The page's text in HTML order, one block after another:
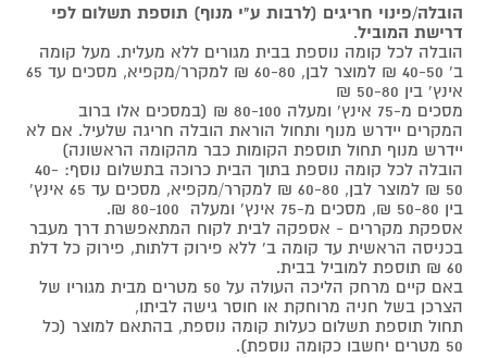
הובלה/פינוי חריגים (לרבות ע"י מנוף) תוספת תשלום לפי
דרישת המוביל.
הובלה לכל קומה נוספת בבית מגורים ללא מעלית. מעל קומה
ב' 40-50 ₪ למוצר לבן, 60-80 ₪ למקרר/מקפיא, מסכים עד 65
אינץ' בין 50-80 ₪
מסכים מ-75 אינץ' ומעלה 80-100 ₪ (במסכים אלו ברוב
המקרים יידרש מנוף ותחול הוראת הובלה חריגה שלעיל. אם לא
יידרש מנוף תחול תוספת הקומות כבר מהקומה הראשונה)
הובלה לכל קומה נוספת בתוך הבית כרוכה בתשלום נוסף: 40-
50 ₪ למוצר לבן, 60-80 ₪ למקרר/מקפיא, מסכים עד 65 אינץ'
בין 50-80 ₪, מסכים מ-75 אינץ' ומעלה 80-100 ₪.
אספקת מקררים - אספקה לבית לקוח המתאפשרת דרך מעבר
בכניסה הראשית עד קומה ב' ללא פירוק דלתות, פירוק כל דלת
60 ₪ תוספת למוביל בבית.
באם קיים מרחק הליכה העולה על 50 מטרים מבית מגוריו של
הצרכן בשל חניה מרוחקת או חוסר גישה לביתו,
תחול תוספת תשלום כעלות קומה נוספת, בהתאם למוצר (כל
50 מטרים יחשבו כקומה נוספת).